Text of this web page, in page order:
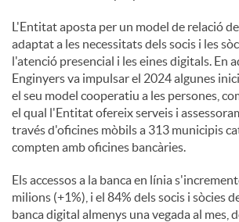
L'Entitat aposta per un model de relació
adaptat a les necessitats dels socis i les
l'atenció presencial i les eines digitals. En
Enginyers va impulsar el 2024 algunes
el seu model cooperatiu a les persones,
el qual l'Entitat ofereix serveis i
través d'oficines mòbils a 313 municipis
compten amb oficines bancàries.
Els accessos a la banca en línia
milions (+1%), i el 84% dels socis i sòcies
banca digital almenys una vegada al mes,